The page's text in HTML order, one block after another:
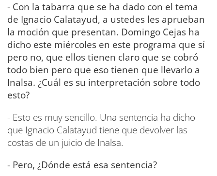
- Con la tabarra que se ha dado con el tema
de Ignacio Calatayud, a ustedes les aprueban
la moción que presentan. Domingo Cejas ha
dicho este miércoles en este programa que sí
pero no, que ellos tienen claro que se cobró
todo bien pero que eso tienen que llevarlo a
Inalsa. ¿Cuál es su interpretación sobre todo
esto?
- Esto es muy sencillo. Una sentencia ha dicho
que Ignacio Calatayud tiene que devolver las
costas de un juicio de Inalsa.
- Pero, ¿Dónde está esa sentencia?